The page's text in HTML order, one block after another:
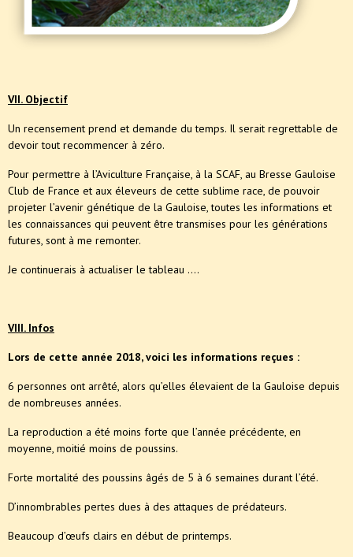
VII. Objectif
Un recensement prend et demande du temps. Il serait regrettable de
devoir tout recommencer à zéro.
Pour permettre à l’Aviculture Française, à la SCAF, au Bresse Gauloise
Club de France et aux éleveurs de cette sublime race, de pouvoir
projeter l’avenir génétique de la Gauloise, toutes les informations et
les connaissances qui peuvent être transmises pour les générations
futures, sont à me remonter.
Je continuerais à actualiser le tableau ….
VIII. Infos
Lors de cette année 2018, voici les informations reçues :
6 personnes ont arrêté, alors qu’elles élevaient de la Gauloise depuis
de nombreuses années.
La reproduction a été moins forte que l’année précédente, en
moyenne, moitié moins de poussins.
Forte mortalité des poussins âgés de 5 à 6 semaines durant l’été.
D’innombrables pertes dues à des attaques de prédateurs.
Beaucoup d’œufs clairs en début de printemps.